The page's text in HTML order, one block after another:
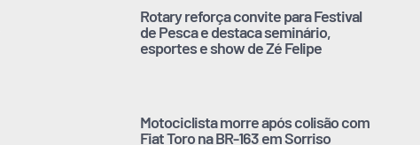
Rotary reforça convite para Festival
de Pesca e destaca seminário,
esportes e show de Zé Felipe
Motociclista morre após colisão com
Fiat Toro na BR-163 em Sorriso